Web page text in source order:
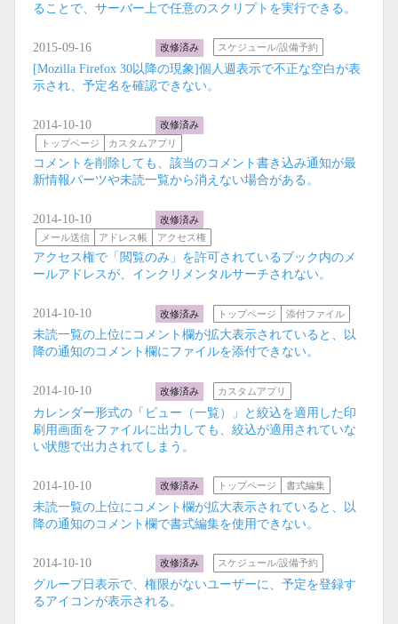
ることで、サーバー上で任意のスクリプトを実行できる。
2015-09-16 改修済み スケジュール/設備予約
[Mozilla Firefox 30以降の現象]個人週表示で不正な空白が表
示され、予定名を確認できない。
2014-10-10
改修済み
トップページ
カスタムアプリ
コメントを削除しても、該当のコメント書き込み通知が最
新情報パーツや未読一覧から消えない場合がある。
2014-10-10
改修済み
メール送信
アドレス帳 アクセス権
アクセス権で「閲覧のみ」を許可されているブック内のメ
ールアドレスが、インクリメンタルサーチされない。
2014-10-10 改修済み トップページ 添付ファイル
未読一覧の上位にコメント欄が拡大表示されていると、以
降の通知のコメント欄にファイルを添付できない。
2014-10-10 改修済み カスタムアプリ
カレンダー形式の「ビュー（一覧）」と絞込を適用した印
刷用画面をファイルに出力しても、絞込が適用されていな
い状態で出力されてしまう。
2014-10-10 改修済み トップページ 書式編集
未読一覧の上位にコメント欄が拡大表示されていると、以
降の通知のコメント欄で書式編集を使用できない。
2014-10-10 改修済み スケジュール/設備予約
グループ日表示で、権限がないユーザーに、予定を登録す
るアイコンが表示される。